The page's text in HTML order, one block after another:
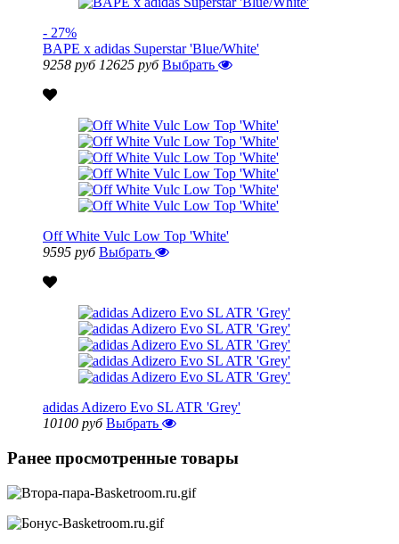
- 27%
BAPE x adidas Superstar 'Blue/White'
9258 руб 12625 руб Выбрать
Off White Vulc Low Top 'White'
9595 руб Выбрать
adidas Adizero Evo SL ATR 'Grey'
10100 руб Выбрать
Ранее просмотренные товары